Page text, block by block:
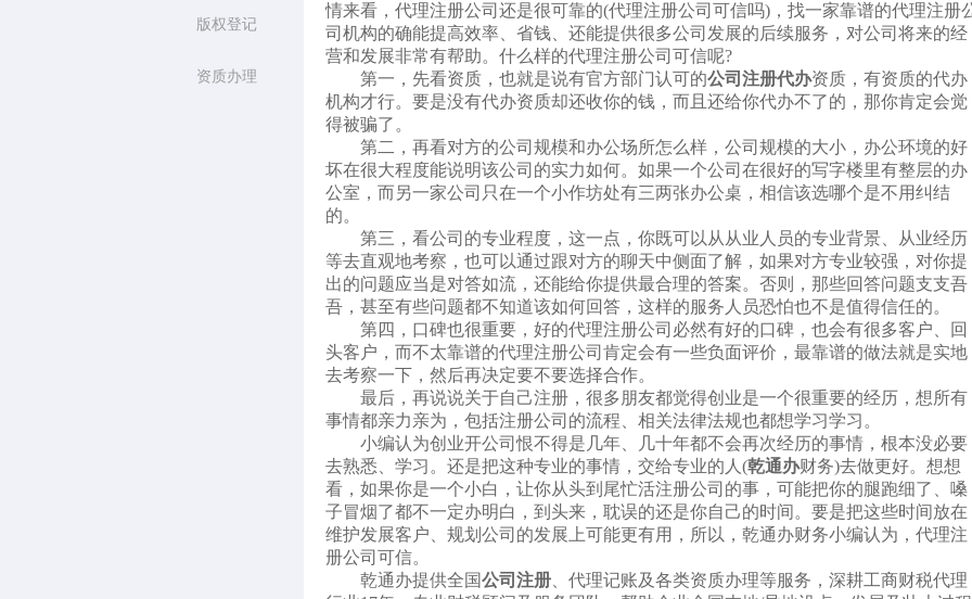
版权登记
资质办理
情来看，代理注册公司还是很可靠的(代理注册公司可信吗)，找一家靠谱的代理注册
司机构的确能提高效率、省钱、还能提供很多公司发展的后续服务，对公司将来的经
营和发展非常有帮助。什么样的代理注册公司可信呢?
第一，先看资质，也就是说有官方部门认可的公司注册代办资质，有资质的代办
机构才行。要是没有代办资质却还收你的钱，而且还给你代办不了的，那你肯定会觉
得被骗了。
第二，再看对方的公司规模和办公场所怎么样，公司规模的大小，办公环境的好
坏在很大程度能说明该公司的实力如何。如果一个公司在很好的写字楼里有整层的办
公室，而另一家公司只在一个小作坊处有三两张办公桌，相信该选哪个是不用纠结
的。
第三，看公司的专业程度，这一点，你既可以从从业人员的专业背景、从业经历
等去直观地考察，也可以通过跟对方的聊天中侧面了解，如果对方专业较强，对你提
出的问题应当是对答如流，还能给你提供最合理的答案。否则，那些回答问题支支吾
吾，甚至有些问题都不知道该如何回答，这样的服务人员恐怕也不是值得信任的。
第四，口碑也很重要，好的代理注册公司必然有好的口碑，也会有很多客户、回
头客户，而不太靠谱的代理注册公司肯定会有一些负面评价，最靠谱的做法就是实地
去考察一下，然后再决定要不要选择合作。
最后，再说说关于自己注册，很多朋友都觉得创业是一个很重要的经历，想所有
事情都亲力亲为，包括注册公司的流程、相关法律法规也都想学习学习。
小编认为创业开公司恨不得是几年、几十年都不会再次经历的事情，根本没必要
去熟悉、学习。还是把这种专业的事情，交给专业的人(乾通办财务)去做更好。想想
看，如果你是一个小白，让你从头到尾忙活注册公司的事，可能把你的腿跑细了、嗓
子冒烟了都不一定办明白，到头来，耽误的还是你自己的时间。要是把这些时间放在
维护发展客户、规划公司的发展上可能更有用，所以，乾通办财务小编认为，代理注
册公司可信。
乾通办提供全国公司注册、代理记账及各类资质办理等服务，深耕工商财税代理